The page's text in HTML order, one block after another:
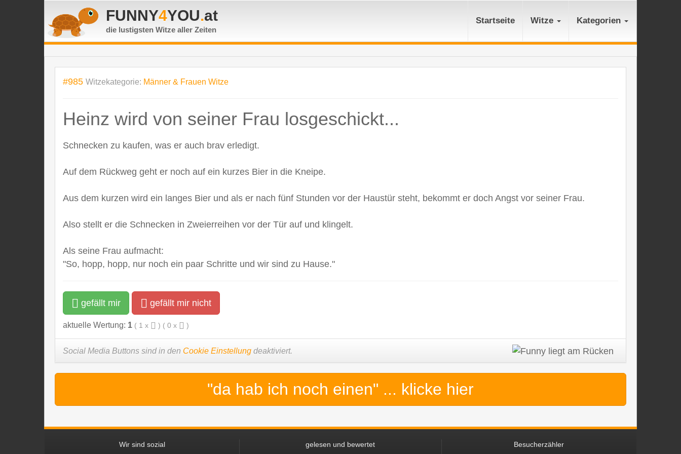
FUNNY4YOU.at
die lustigsten Witze aller Zeiten
Startseite Witze Kategorien
#985 Witzekategorie: Männer & Frauen Witze
Heinz wird von seiner Frau losgeschickt...
Schnecken zu kaufen, was er auch brav erledigt.
Auf dem Rückweg geht er noch auf ein kurzes Bier in die Kneipe.
Aus dem kurzen wird ein langes Bier und als er nach fünf Stunden vor der Haustür steht, bekommt er doch Angst vor seiner Frau.
Also stellt er die Schnecken in Zweierreihen vor der Tür auf und klingelt.
Als seine Frau aufmacht:
"So, hopp, hopp, nur noch ein paar Schritte und wir sind zu Hause."
gefällt mir gefällt mir nicht
aktuelle Wertung: 1 ( 1 x ) ( 0 x )
Social Media Buttons sind in den Cookie Einstellung deaktiviert.
"da hab ich noch einen" ... klicke hier
Wir sind sozial gelesen und bewertet Besucherzähler